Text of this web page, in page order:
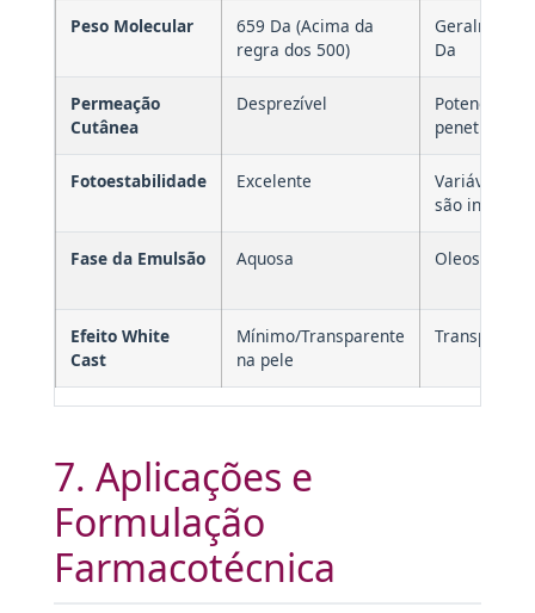
Peso Molecular
659 Da (Acima da
regra dos 500)
Geralmente
Da
Permeação
Cutânea
Desprezível
Potencial de
penetração
Fotoestabilidade Excelente
Variável
são
Fase da Emulsão Aquosa Oleosa
Efeito White
Cast
Mínimo/Transparente
na pele
7. Aplicações e
Formulação
Farmacotécnica